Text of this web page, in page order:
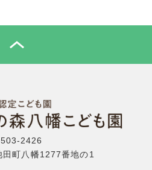
2426
田町八幡1277番地の1